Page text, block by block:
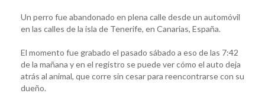
Un perro fue abandonado en plena calle desde un automóvil
en las calles de la isla de Tenerife, en Canarias, España.
El momento fue grabado el pasado sábado a eso de las 7:42
de la mañana y en el registro se puede ver cómo el auto deja
atrás al animal, que corre sin cesar para reencontrarse con su
dueño.